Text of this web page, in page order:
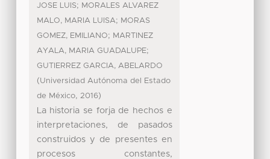
JOSE LUIS; MORALES ALVAREZ
MALO, MARIA LUISA; MORAS
GOMEZ, EMILIANO; MARTINEZ
AYALA, MARIA GUADALUPE;
GUTIERREZ GARCIA, ABELARDO
(Universidad Autónoma del Estado
de México, 2016)
La historia se forja de hechos e
interpretaciones, de pasados
construidos y de presentes en
procesos constantes,